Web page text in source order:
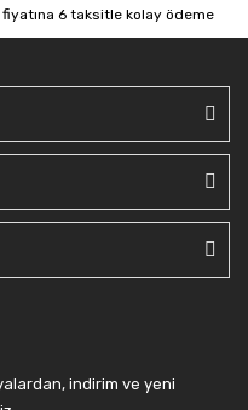
indirim ve yeni